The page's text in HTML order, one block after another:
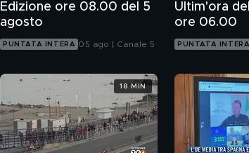
Edizione ore 08.00 del 5
agosto
PUNTATA INTERA 05 ago | Canale 5
Ultim'ora
ore 06.00
PUNTATA INTERA
18 MIN